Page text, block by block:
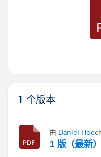
1 个版本
由 Daniel
1 版（最新）